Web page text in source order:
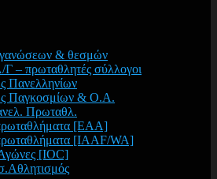
& θεσμών
– πρωταθλητές σύλλογοι
Πανελληνίων
Παγκοσμίων & Ο.Α.
Πρωταθλ.
[EAA]
[IAAF/WA]
[IOC]